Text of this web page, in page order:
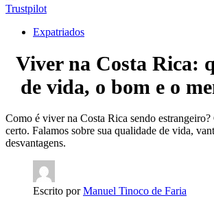
Trustpilot
Expatriados
Viver na Costa Rica:
de vida, o bom e o
Como é viver na Costa Rica sendo
certo. Falamos sobre sua qualidade de vida,
desvantagens.
Escrito porManuel Tinoco de Faria